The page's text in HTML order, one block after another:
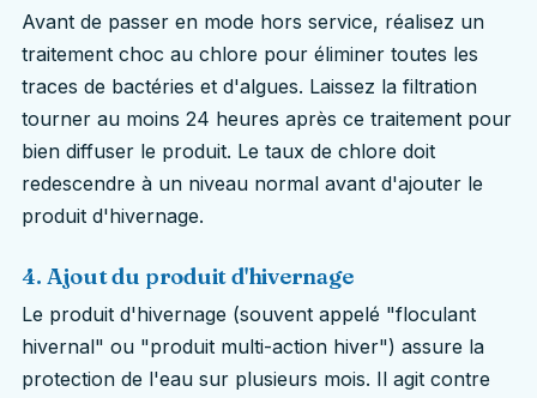
Avant de passer en mode hors service, réalisez un
traitement choc au chlore pour éliminer toutes les
traces de bactéries et d'algues. Laissez la filtration
tourner au moins 24 heures après ce traitement pour
bien diffuser le produit. Le taux de chlore doit
redescendre à un niveau normal avant d'ajouter le
produit d'hivernage.
4. Ajout du produit d'hivernage
Le produit d'hivernage (souvent appelé "floculant
hivernal" ou "produit multi-action hiver") assure la
protection de l'eau sur plusieurs mois. Il agit contre